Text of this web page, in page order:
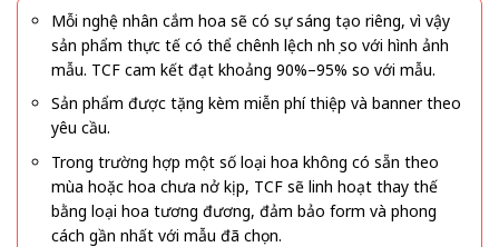
Mỗi nghệ nhân cắm hoa sẽ có sự sáng tạo riêng, vì vậy
sản phẩm thực tế có thể chênh lệch nhẹ so với hình ảnh
mẫu. TCF cam kết đạt khoảng 90%–95% so với mẫu.
Sản phẩm được tặng kèm miễn phí thiệp và banner theo
yêu cầu.
Trong trường hợp một số loại hoa không có sẵn theo
mùa hoặc hoa chưa nở kịp, TCF sẽ linh hoạt thay thế
bằng loại hoa tương đương, đảm bảo form và phong
cách gần nhất với mẫu đã chọn.